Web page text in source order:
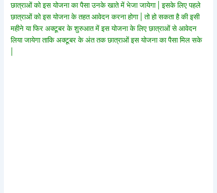
छात्राओं को इस योजना का पैसा उनके खाते में भेजा जायेगा | इसके लिए पहले
छात्राओं को इस योजना के तहत आवेदन करना होगा | तो हो सकता है की इसी
महीने या फिर अक्टूबर के शुरुआत में इस योजना के लिए छात्राओं से आवेदन
लिया जायेगा ताकि अक्टूबर के अंत तक छात्राओं इस योजना का पैसा मिल सके